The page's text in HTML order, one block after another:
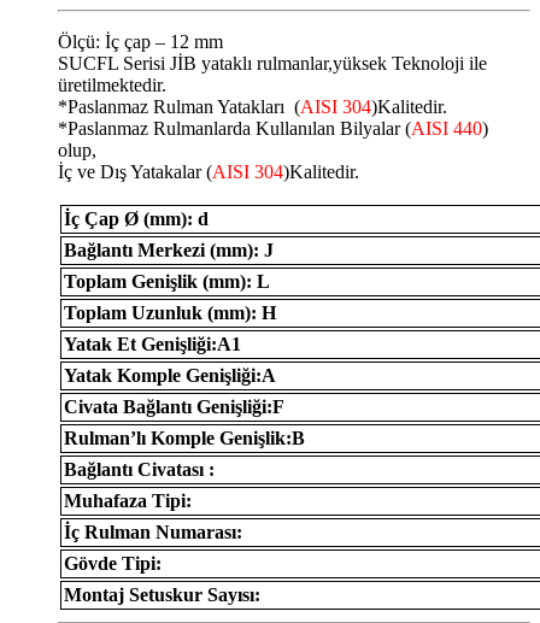
Ölçü: İç çap – 12 mm
SUCFL Serisi JİB ​​yataklı rulmanlar,yüksek Teknoloji ile
üretilmektedir.
*Paslanmaz Rulman Yatakları (AISI 304)Kalitedir.
*Paslanmaz Rulmanlarda Kullanılan Bilyalar (AISI 440)
olup,
İç ve Dış Yatakalar (AISI 304)Kalitedir.
İç Çap Ø (mm): d
Bağlantı Merkezi (mm): J
Toplam Genişlik (mm): L
Toplam Uzunluk (mm): H
Yatak Et Genişliği:A1
Yatak Komple Genişliği:A
Civata Bağlantı Genişliği:F
Rulman’lı Komple Genişlik:B
Bağlantı Civatası :
Muhafaza Tipi:
İç Rulman Numarası:
Gövde Tipi:
Montaj Setuskur Sayısı: